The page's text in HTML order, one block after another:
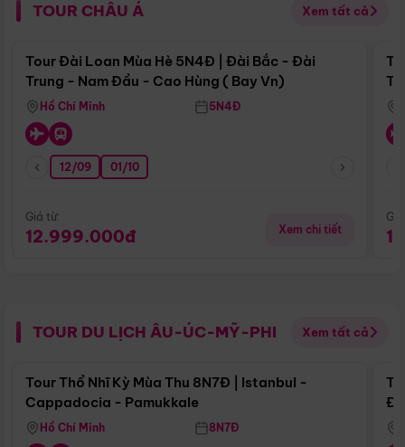
TOUR CHÂU Á Xem tất cả
Điểm nổi bật
Tour Đài Loan Mùa Hè 5N4Đ | Đài Bắc - Đài
Trung - Nam Đầu - Cao Hùng ( Bay Vn)
Hồ Chí Minh 5N4Đ
12/09 01/10
Giá từ:
12.999.000đ Xem chi tiết
TOUR DU LỊCH ÂU-ÚC-MỸ-PHI Xem tất cả
Điểm nổi bật
Tour Thổ Nhĩ Kỳ Mùa Thu 8N7Đ | Istanbul -
Cappadocia - Pamukkale
Hồ Chí Minh 8N7Đ